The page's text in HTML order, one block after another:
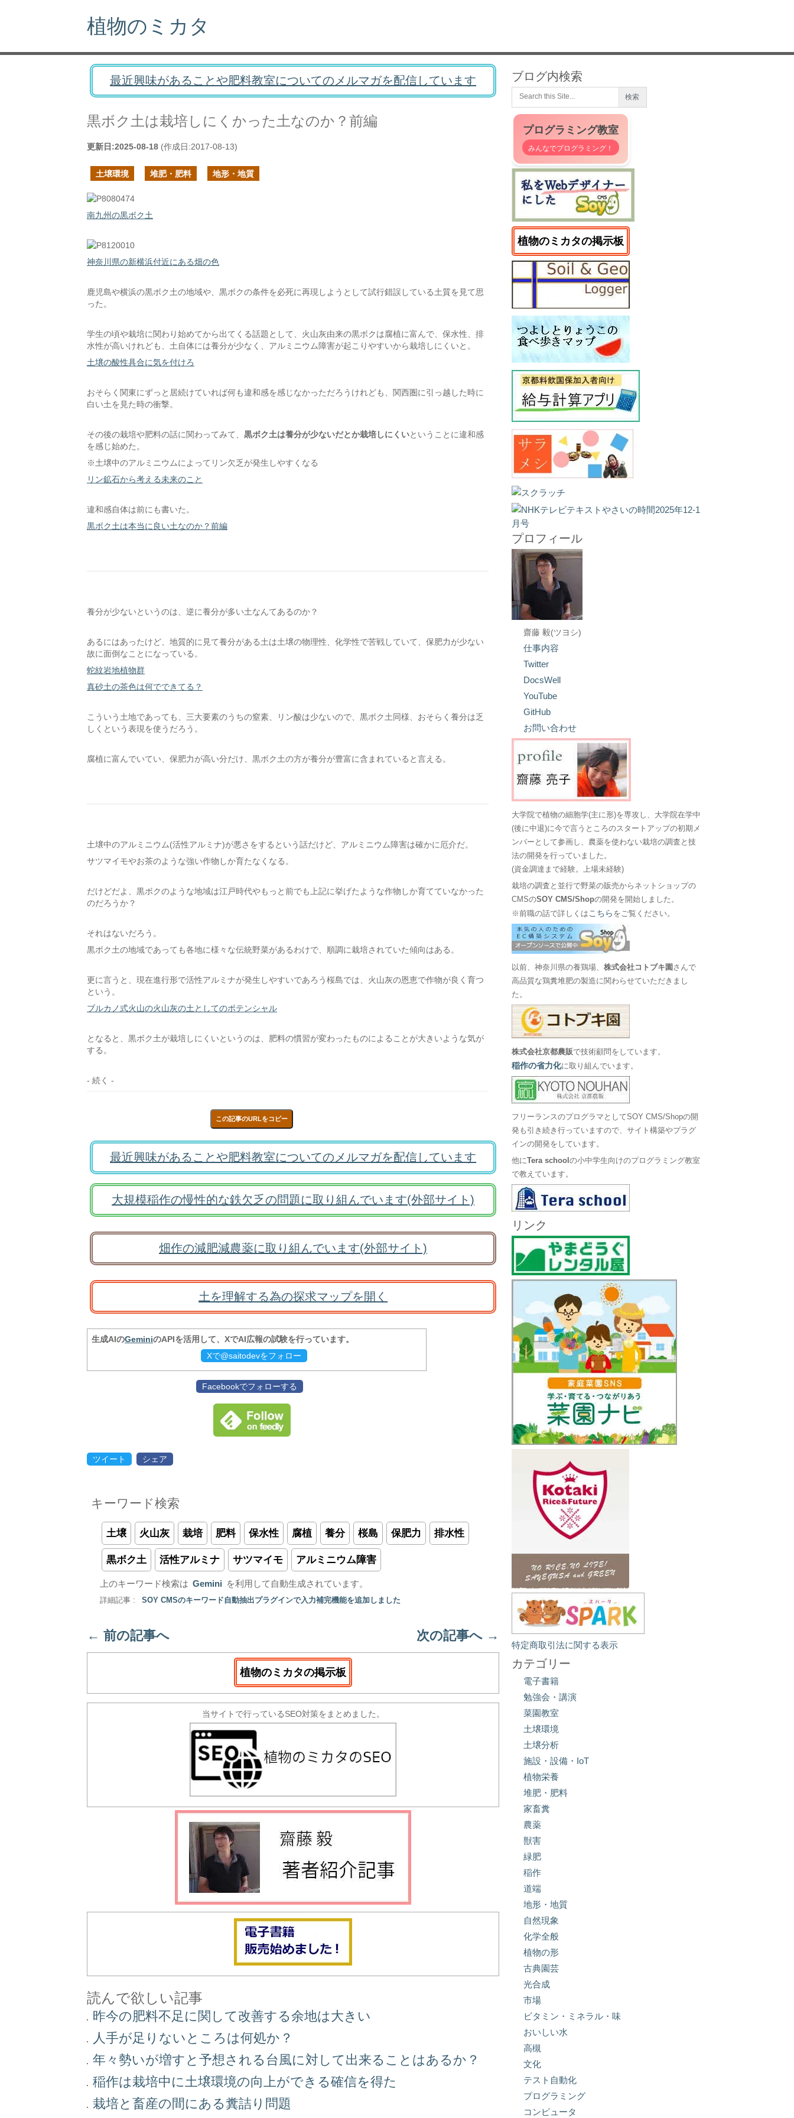
植物のミカタ
最近興味があることや肥料教室についてのメルマガを配信しています
黒ボク土は栽培しにくかった土なのか？前編
更新日:2025-08-18 (作成日:2017-08-13)
土壌環境 堆肥・肥料 地形・地質
南九州の黒ボク土
神奈川県の新横浜付近にある畑の色
鹿児島や横浜の黒ボク土の地域や、黒ボクの条件を必死に再現しようとして試行錯誤している土質を見て思
った。
学生の頃や栽培に関わり始めてから出てくる話題として、火山灰由来の黒ボクは腐植に富んで、保水性、排
水性が高いけれども、土自体には養分が少なく、アルミニウム障害が起こりやすいから栽培しにくいと。
土壌の酸性具合に気を付けろ
おそらく関東にずっと居続けていれば何も違和感を感じなかっただろうけれども、関西圏に引っ越した時に
白い土を見た時の衝撃。
その後の栽培や肥料の話に関わってみて、 黒ボク土は養分が少ないだとか栽培しにくいということに違和感
を感じ始めた。
※土壌中のアルミニウムによってリン欠乏が発生しやすくなる
リン鉱石から考える未来のこと
違和感自体は前にも書いた。
黒ボク土は本当に良い土なのか？前編
養分が少ないというのは、逆に養分が多い土なんてあるのか？
あるにはあったけど、地質的に見て養分がある土は土壌の物理性、化学性で苦戦していて、保肥力が少ない
故に面倒なことになっている。
蛇紋岩地植物群
真砂土の茶色は何でできてる？
こういう土地であっても、三大要素のうちの窒素、リン酸は少ないので、黒ボク土同様、おそらく養分は乏
しくという表現を使うだろう。
腐植に富んでいてい、保肥力が高い分だけ、黒ボク土の方が養分が豊富に含まれていると言える。
土壌中のアルミニウム(活性アルミナ)が悪さをするという話だけど、アルミニウム障害は確かに厄介だ。
サツマイモやお茶のような強い作物しか育たなくなる。
だけどだよ、黒ボクのような地域は江戸時代やもっと前でも上記に挙げたような作物しか育てていなかった
のだろうか？
それはないだろう。
黒ボク土の地域であっても各地に様々な伝統野菜があるわけで、順調に栽培されていた傾向はある。
更に言うと、現在進行形で活性アルミナが発生しやすいであろう桜島では、火山灰の恩恵で作物が良く育つ
という。
ブルカノ式火山の火山灰の土としてのポテンシャル
となると、黒ボク土が栽培しにくいというのは、肥料の慣習が変わったものによることが大きいような気が
する。
- 続く -
この記事のURLをコピー
最近興味があることや肥料教室についてのメルマガを配信しています
大規模稲作の慢性的な鉄欠乏の問題に取り組んでいます(外部サイト)
畑作の減肥減農薬に取り組んでいます(外部サイト)
土を理解する為の探求マップを開く
生成AIのGeminiのAPIを活用して、XでAI広報の試験を行っています。
Xで@saitodevをフォロー
Facebookでフォローする
ツイート シェア
キーワード検索
土壌 火山灰 栽培 肥料 保水性 腐植 養分 桜島 保肥力 排水性
黒ボク土 活性アルミナ サツマイモ アルミニウム障害
上のキーワード検索は Gemini を利用して自動生成されています。
詳細記事 : SOY CMSのキーワード自動抽出プラグインで入力補完機能を追加しました
← 前の記事へ 次の記事へ →
植物のミカタの掲示板
当サイトで行っているSEO対策をまとめました。
読んで欲しい記事
昨今の肥料不足に関して改善する余地は大きい
人手が足りないところは何処か？
年々勢いが増すと予想される台風に対して出来ることはあるか？
稲作は栽培中に土壌環境の向上ができる確信を得た
栽培と畜産の間にある糞詰り問題
ブログ内検索
プログラミング教室
みんなでプログラミング！
植物のミカタの掲示板
プロフィール
齋藤 毅(ツヨシ)
仕事内容
Twitter
DocsWell
YouTube
GitHub
お問い合わせ
大学院で植物の細胞学(主に形)を専攻し、大学院在学中
(後に中退)に今で言うところのスタートアップの初期メ
ンバーとして参画し、農薬を使わない栽培の調査と技
法の開発を行っていました。
(資金調達まで経験。上場未経験)
栽培の調査と並行で野菜の販売からネットショップの
CMSのSOY CMS/Shopの開発を開始しました。
※前職の話で詳しくは こちら をご覧ください。
以前、神奈川県の養鶏場、株式会社コトブキ園 さんで
高品質な鶏糞堆肥の製造に関わらせていただきまし
た。
株式会社京都農販で技術顧問をしています。
稲作の省力化に取り組んでいます。
フリーランスのプログラマとしてSOY CMS/Shopの開
発も引き続き行っていますので、サイト構築やプラグ
インの開発をしています。
他にTera schoolの小中学生向けのプログラミング教室
で教えています。
リンク
特定商取引法に関する表示
カテゴリー
電子書籍
勉強会・講演
菜園教室
土壌環境
土壌分析
施設・設備・IoT
植物栄養
堆肥・肥料
家畜糞
農薬
獣害
緑肥
稲作
道端
地形・地質
自然現象
化学全般
植物の形
古典園芸
光合成
市場
ビタミン・ミネラル・味
おいしい水
高槻
文化
テスト自動化
プログラミング
コンピュータ